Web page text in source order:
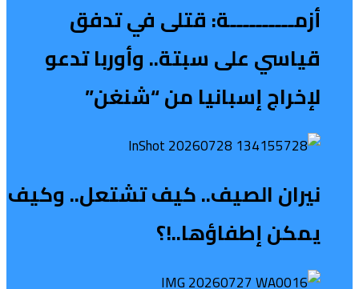
أزمــــــــــة: قتلى في تدفق
قياسي على سبتة.. وأوربا تدعو
لإخراج إسبانيا من “شنغن”
نيران الصيف.. كيف تشتعل.. وكيف
يمكن إطفاؤها..!؟